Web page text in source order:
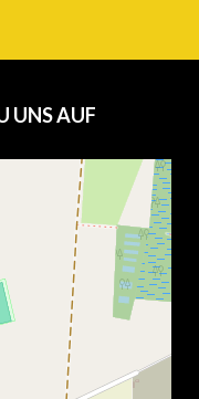
UNS AUF